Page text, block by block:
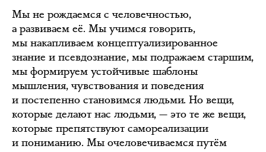
Мы не рождаемся с человечностью,
а развиваем её. Мы учимся говорить,
мы накапливаем концептуализированное
знание и псевдознание, мы подражаем старшим,
мы формируем устойчивые шаблоны
мышления, чувствования и поведения
и постепенно становимся людьми. Но вещи,
которые делают нас людьми, — это те же вещи,
которые препятствуют самореализации
и пониманию. Мы очеловечиваемся путём